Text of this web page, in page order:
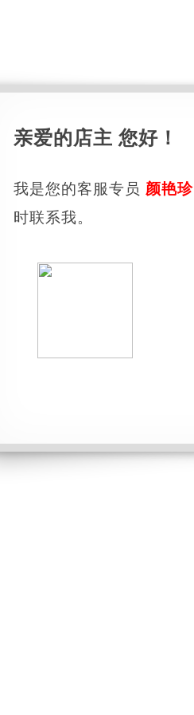
亲爱的店主 您好！
我是您的客服专员 颜艳珍
时联系我。